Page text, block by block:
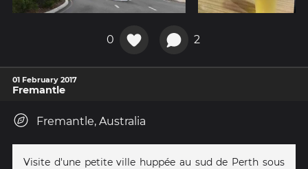
0 2
01 February 2017
Fremantle
Fremantle, Australia
Visite d'une petite ville huppée au sud de Perth sous